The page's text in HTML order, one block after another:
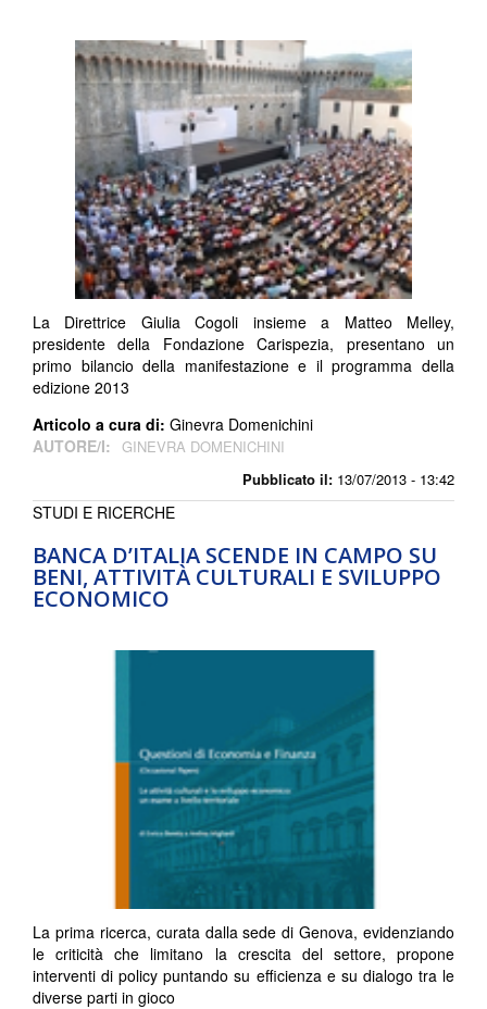
Pubblicato il: 13/07/2013 - 13:42
La Direttrice Giulia Cogoli insieme a Matteo Melley,
presidente della Fondazione Carispezia, presentano un
primo bilancio della manifestazione e il programma della
edizione 2013
Articolo a cura di: Ginevra Domenichini
AUTORE/I: GINEVRA DOMENICHINI
BANCA D’ITALIA SCENDE IN CAMPO SU
BENI, ATTIVITÀ CULTURALI E SVILUPPO
ECONOMICO
STUDI E RICERCHE
La prima ricerca, curata dalla sede di Genova, evidenziando
le criticità che limitano la crescita del settore, propone
interventi di policy puntando su efficienza e su dialogo tra le
diverse parti in gioco